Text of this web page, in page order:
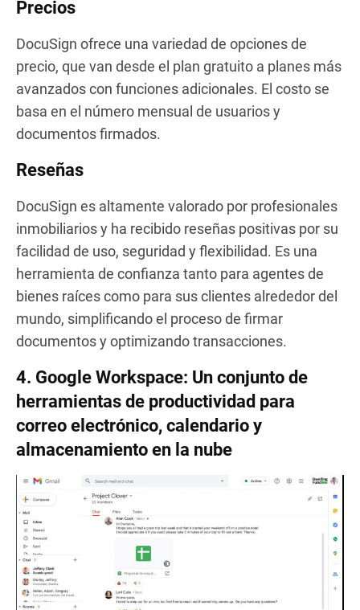
Precios
DocuSign ofrece una variedad de opciones de
precio, que van desde el plan gratuito a planes más
avanzados con funciones adicionales. El costo se
basa en el número mensual de usuarios y
documentos firmados.
Reseñas
DocuSign es altamente valorado por profesionales
inmobiliarios y ha recibido reseñas positivas por su
facilidad de uso, seguridad y flexibilidad. Es una
herramienta de confianza tanto para agentes de
bienes raíces como para sus clientes alrededor del
mundo, simplificando el proceso de firmar
documentos y optimizando transacciones.
4. Google Workspace: Un conjunto de
herramientas de productividad para
correo electrónico, calendario y
almacenamiento en la nube